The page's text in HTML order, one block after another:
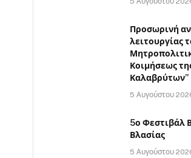
Προσωρινή
λειτουργίας
Κοιμήσεως
Καλαβρύτων”
5 Αυγούστου
5ο Φεστιβάλ
Βλασίας
5 Αυγούστου